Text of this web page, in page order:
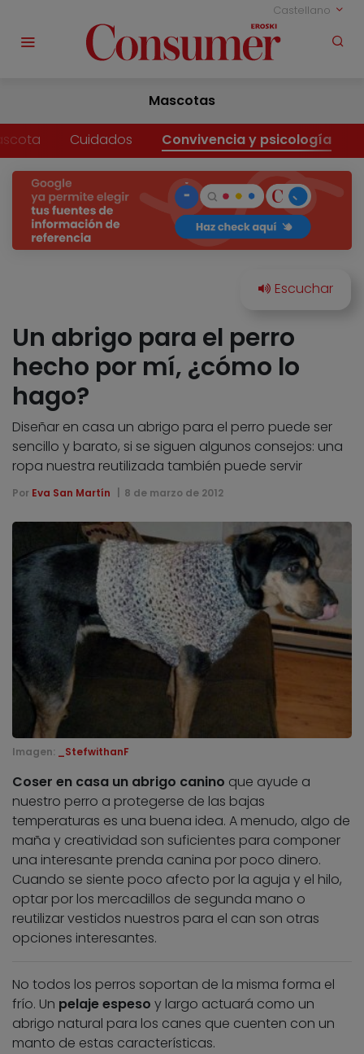
Castellano
Mascotas
Cuidados Convivencia y psicología
Un abrigo para el perro
hecho por mí, ¿cómo lo
hago?
Diseñar en casa un abrigo para el perro puede ser
sencillo y barato, si se siguen algunos consejos: una
ropa nuestra reutilizada también puede servir
Por Eva San Martín 8 de marzo de 2012
Imagen: _StefwithanF
Coser en casa un abrigo canino que ayude a
nuestro perro a protegerse de las bajas
temperaturas es una buena idea. A menudo, algo de
maña y creatividad son suficientes para componer
una interesante prenda canina por poco dinero.
Cuando se siente poco afecto por la aguja y el hilo,
optar por los mercadillos de segunda mano o
reutilizar vestidos nuestros para el can son otras
opciones interesantes.
No todos los perros soportan de la misma forma el
frío. Un pelaje espeso y largo actuará como un
abrigo natural para los canes que cuenten con un
manto de estas características.